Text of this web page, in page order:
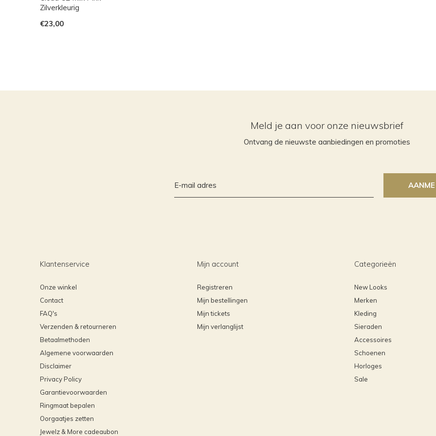
Zilverkleurig
€23,00
Meld je aan voor onze nieuwsbrief
Ontvang de nieuwste aanbiedingen en promoties
Klantenservice
Onze winkel
Contact
FAQ's
Verzenden & retourneren
Betaalmethoden
Algemene voorwaarden
Disclaimer
Privacy Policy
Garantievoorwaarden
Ringmaat bepalen
Oorgaatjes zetten
Jewelz & More cadeaubon
Mijn account
Registreren
Mijn bestellingen
Mijn tickets
Mijn verlanglijst
Categorieën
New Looks
Merken
Kleding
Sieraden
Accessoires
Schoenen
Horloges
Sale